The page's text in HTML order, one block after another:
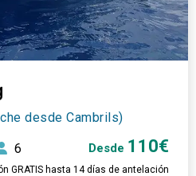
desde Cambrils)
6 Desde 110€
GRATIS hasta 14 días de antelación